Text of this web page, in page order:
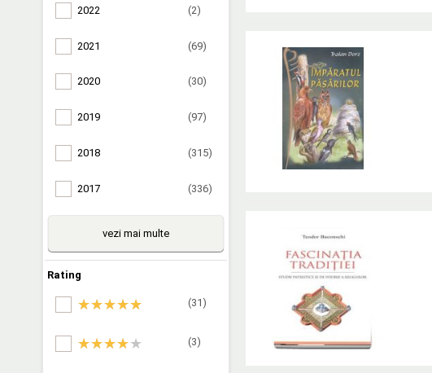
2022 (2)
2021 (69)
2020 (30)
2019 (97)
2018 (315)
2017 (336)
vezi mai multe
Rating
(31)
(3)